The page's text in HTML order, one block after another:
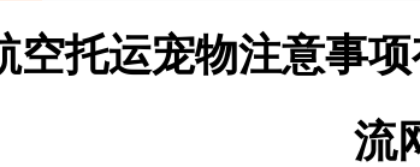
空托运宠物注意事
流